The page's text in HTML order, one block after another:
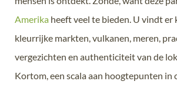
Amerika heeft veel te bieden. U vindt er
kleurrijke markten, vulkanen, meren,
vergezichten en authenticiteit van de
Kortom, een scala aan hoogtepunten in